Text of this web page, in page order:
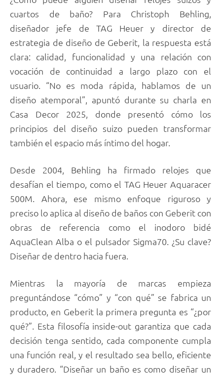
cuartos de baño? Para Christoph Behling,
diseñador jefe de TAG Heuer y director de
estrategia de diseño de Geberit, la respuesta está
clara: calidad, funcionalidad y una relación con
vocación de continuidad a largo plazo con el
usuario. “No es moda rápida, hablamos de un
diseño atemporal”, apuntó durante su charla en
Casa Decor 2025, donde presentó cómo los
principios del diseño suizo pueden transformar
también el espacio más íntimo del hogar.
Desde 2004, Behling ha firmado relojes que
desafían el tiempo, como el TAG Heuer Aquaracer
500M. Ahora, ese mismo enfoque riguroso y
preciso lo aplica al diseño de baños con Geberit con
obras de referencia como el inodoro bidé
AquaClean Alba o el pulsador Sigma70. ¿Su clave?
Diseñar de dentro hacia fuera.
Mientras la mayoría de marcas empieza
preguntándose “cómo” y “con qué” se fabrica un
producto, en Geberit la primera pregunta es “¿por
qué?”. Esta filosofía inside-out garantiza que cada
decisión tenga sentido, cada componente cumpla
una función real, y el resultado sea bello, eficiente
y duradero. “Diseñar un baño es como diseñar un